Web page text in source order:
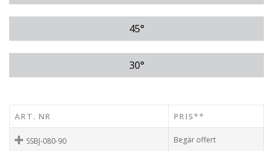
45°
30°
ART. NR PRIS**
SSBJ-080-90 Begär offert